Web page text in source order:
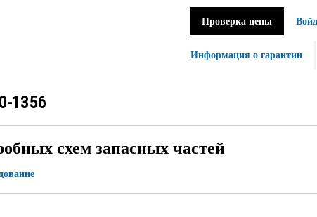
Проверка цены
Информация о гарантии
1356
схем запасных частей